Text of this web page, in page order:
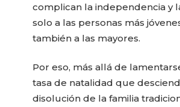
complican la independencia y
solo a las personas más
también a las mayores.
Por eso, más allá de
tasa de natalidad que
disolución de la familia